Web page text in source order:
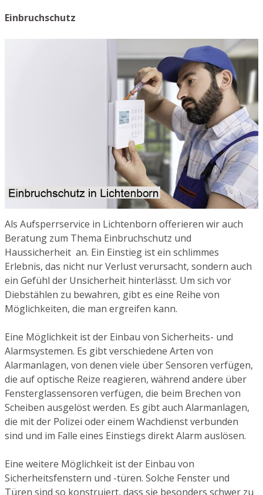
Einbruchschutz
Als Aufsperrservice in Lichtenborn offerieren wir auch
Beratung zum Thema Einbruchschutz und
Haussicherheit an. Ein Einstieg ist ein schlimmes
Erlebnis, das nicht nur Verlust verursacht, sondern auch
ein Gefühl der Unsicherheit hinterlässt. Um sich vor
Diebstählen zu bewahren, gibt es eine Reihe von
Möglichkeiten, die man ergreifen kann.
Eine Möglichkeit ist der Einbau von Sicherheits- und
Alarmsystemen. Es gibt verschiedene Arten von
Alarmanlagen, von denen viele über Sensoren verfügen,
die auf optische Reize reagieren, während andere über
Fensterglassensoren verfügen, die beim Brechen von
Scheiben ausgelöst werden. Es gibt auch Alarmanlagen,
die mit der Polizei oder einem Wachdienst verbunden
sind und im Falle eines Einstiegs direkt Alarm auslösen.
Eine weitere Möglichkeit ist der Einbau von
Sicherheitsfenstern und -türen. Solche Fenster und
Türen sind so konstruiert, dass sie besonders schwer zu